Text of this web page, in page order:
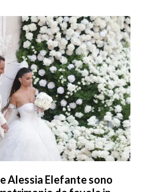
Alessia Elefante sono